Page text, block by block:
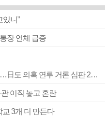
니”
장 연체 급증
■ 축구협회 ‘성 접대’ 의혹 일파만파…日도 의혹 연루 거론 심판 2명 조사
이직 놓고 혼란
3개 더 만든다